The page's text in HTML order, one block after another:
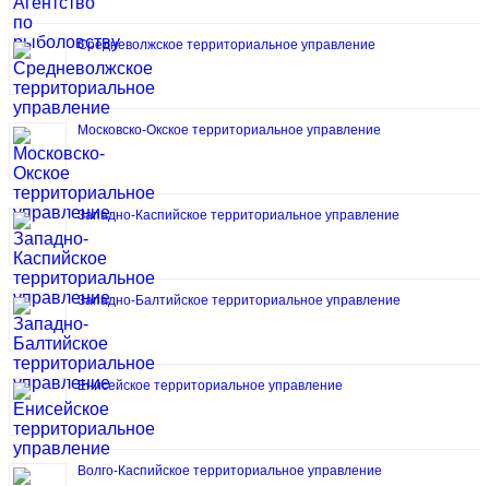
Средневолжское территориальное управление
Московско-Окское территориальное управление
Западно-Каспийское территориальное управление
Западно-Балтийское территориальное управление
Енисейское территориальное управление
Волго-Каспийское территориальное управление